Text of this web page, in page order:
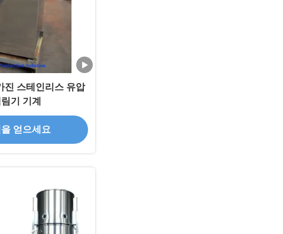
진 스테인리스 유압
기 기계
얻으세요